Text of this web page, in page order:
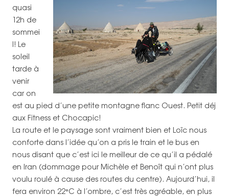
quasi
12h de
sommei
l! Le
soleil
tarde à
venir
car on
est au pied d’une petite montagne flanc Ouest. Petit déj
aux Fitness et Chocapic!
La route et le paysage sont vraiment bien et Loïc nous
conforte dans l’idée qu’on a pris le train et le bus en
nous disant que c’est ici le meilleur de ce qu’il a pédalé
en Iran (dommage pour Michèle et Benoît qui n’ont plus
voulu roulé à cause des routes du centre). Aujourd’hui, il
fera environ 22°C à l’ombre, c’est très agréable, en plus